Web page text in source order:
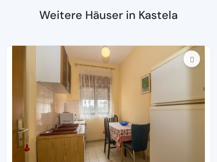
Weitere Häuser in Kastela